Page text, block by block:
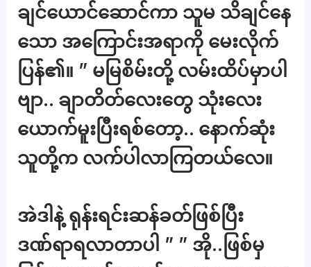
ချင်ယောင်ဆောင်ကာ သူမ သိချင်နေ
သော အကြောင်းအရာကို မေးလိုက်
ပြန်၏။ ” မမြစိမ်းတို့ လမ်းထိပ်မှာပါ
ဗျာ.. ချာတိတ်လေးတွေ သုံးလေး
ယောက်မူးပြီးရစ်တော့.. နောက်ဆုံး
သူတို့က လက်ပါလာကြတယ်လေ။
အဲဒါနဲ့ ရုန်းရင်းဆန်ခတ်ဖြစ်ပြီး
ဒဏ်ရာရလာတာပါ ” ” အို..ဖြစ်မှ